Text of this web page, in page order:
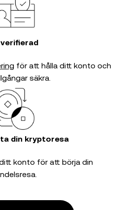
verifierad
för att hålla ditt konto och
säkra.
din kryptoresa
konto för att börja din